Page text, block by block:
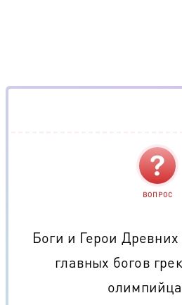
ВОПРОС
Боги и Герои
главных богов